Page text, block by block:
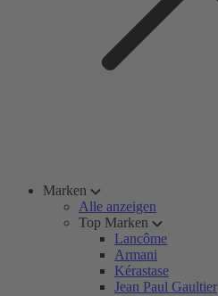
Marken
Alle anzeigen
Top Marken
Lancôme
Armani
Kérastase
Jean Paul Gaultier